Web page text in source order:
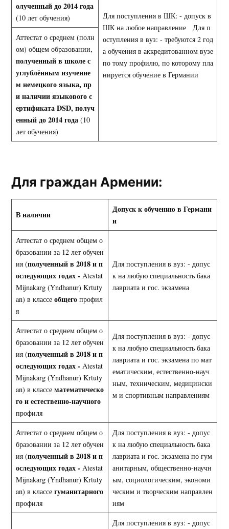
олученный до 2014 года
(10 лет обучения)
Для поступления в ШК: - допуск в
ШК на любое направление Для п
оступления в вуз: - требуются 2 год
а обучения в аккредитованном вузе
по тому профилю, по которому пла
нируется обучение в Германии
Аттестат о среднем (полн
ом) общем образовании,
полученный в школе с
углублённым изучение
м немецкого языка, пр
и наличии языкового с
ертификатаDSD, получ
енный до 2014 года(10
лет обучения)
Для граждан Армении:
В наличии
Допуск к обучению в Германи
и
Аттестат о среднем общем о
бразовании за 12 лет обучен
ия (полученный в 2018 и п
оследующих годах - Atestat
Mijnakarg (Yndhanur) Krtuty
an) в классе общегопрофил
я
Для поступления в вуз: - допус
к на любую специальность бака
лавриата и гос. экзамена
Аттестат о среднем общем о
бразовании за 12 лет обучен
ия (полученный в 2018 и п
оследующих годах - Atestat
Mijnakarg (Yndhanur) Krtuty
an) в классе математическо
го и естественно-научного
профиля
Для поступления в вуз: - допус
к на любую специальность бака
лавриата и гос. экзамена по мат
ематическим, естественно-науч
ным, техническим, медицински
м и спортивным направлениям
Аттестат о среднем общем о
бразовании за 12 лет обучен
ия (полученный в 2018 и п
оследующих годах - Atestat
Mijnakarg (Yndhanur) Krtuty
an) в классе гуманитарного
профиля
Для поступления в вуз: - допус
к на любую специальность бака
лавриата и гос. экзамена по гум
анитарным, общественно-научн
ым, социологическим, экономи
ческим и творческим направлен
иям
Для поступления в вуз: - допус